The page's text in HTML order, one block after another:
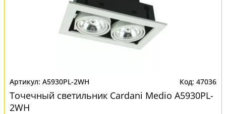
A5930PL-2WH 47036
Точечный светильник Cardani Medio A5930PL-
2WH